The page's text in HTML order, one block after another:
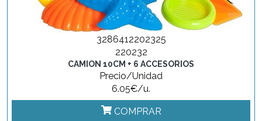
3286412202325
220232
CAMION 10CM + 6 ACCESORIOS
Precio/Unidad
6.05€/u.
COMPRAR